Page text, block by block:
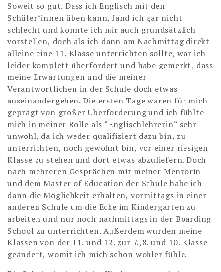
Soweit so gut. Dass ich Englisch mit den
Schüler*innen üben kann, fand ich gar nicht
schlecht und konnte ich mir auch grundsätzlich
vorstellen, doch als ich dann am Nachmittag direkt
alleine eine 11. Klasse unterrichten sollte, war ich
leider komplett überfordert und habe gemerkt, dass
meine Erwartungen und die meiner
Verantwortlichen in der Schule doch etwas
auseinandergehen. Die ersten Tage waren für mich
geprägt von großer Überforderung und ich fühlte
mich in meiner Rolle als “Englischlehrerin“ sehr
unwohl, da ich weder qualifiziert dazu bin, zu
unterrichten, noch gewohnt bin, vor einer riesigen
Klasse zu stehen und dort etwas abzuliefern. Doch
nach mehreren Gesprächen mit meiner Mentorin
und dem Master of Education der Schule habe ich
dann die Möglichkeit erhalten, vormittags in einer
anderen Schule um die Ecke im Kindergarten zu
arbeiten und nur noch nachmittags in der Boarding
School zu unterrichten. Außerdem wurden meine
Klassen von der 11. und 12. zur 7.,8. und 10. Klasse
geändert, womit ich mich schon wohler fühle.